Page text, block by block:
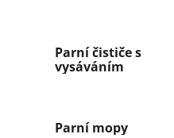
Parní čističe s
vysáváním
Parní mopy